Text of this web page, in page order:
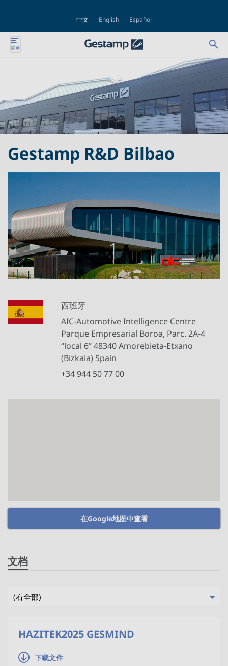
中文 English Español
菜单
Gestamp R&D Bilbao
西班牙
AIC-Automotive Intelligence Centre
Parque Empresarial Boroa, Parc. 2A-4
“local 6” 48340 Amorebieta-Etxano
(Bizkaia) Spain
+34 944 50 77 00
在Google地图中查看
文档
(看全部)
HAZITEK2025 GESMIND
下载文件